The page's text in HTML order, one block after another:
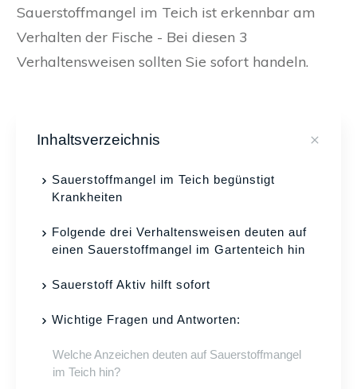
Sauerstoffmangel im Teich ist erkennbar am
Verhalten der Fische - Bei diesen 3
Verhaltensweisen sollten Sie sofort handeln.
Inhaltsverzeichnis
Sauerstoffmangel im Teich begünstigt
Krankheiten
Folgende drei Verhaltensweisen deuten auf
einen Sauerstoffmangel im Gartenteich hin
Sauerstoff Aktiv hilft sofort
Wichtige Fragen und Antworten:
Welche Anzeichen deuten auf Sauerstoffmangel
im Teich hin?